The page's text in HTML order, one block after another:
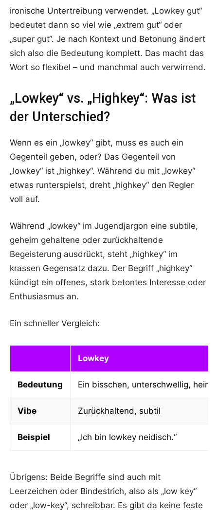
ironische Untertreibung verwendet. „Lowkey gut“
bedeutet dann so viel wie „extrem gut“ oder
„super gut“. Je nach Kontext und Betonung ändert
sich also die Bedeutung komplett. Das macht das
Wort so flexibel – und manchmal auch verwirrend.
„Lowkey“ vs. „Highkey“: Was ist
der Unterschied?
Wenn es ein „lowkey“ gibt, muss es auch ein
Gegenteil geben, oder? Das Gegenteil von
„lowkey“ ist „highkey“. Während du mit „lowkey“
etwas runterspielst, dreht „highkey“ den Regler
voll auf.
Während „lowkey“ im Jugendjargon eine subtile,
geheim gehaltene oder zurückhaltende
Begeisterung ausdrückt, steht „highkey“ im
krassen Gegensatz dazu. Der Begriff „highkey“
kündigt ein offenes, stark betontes Interesse oder
Enthusiasmus an.
Ein schneller Vergleich:
Lowkey
Bedeutung Ein bisschen, unterschwellig,
Vibe Zurückhaltend, subtil
Beispiel „Ich bin lowkey neidisch.“
Übrigens: Beide Begriffe sind auch mit
Leerzeichen oder Bindestrich, also als „low key“
oder „low-key“, schreibbar. Es gibt da keine feste